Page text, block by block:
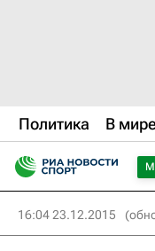
Политика В мире
16:04 23.12.2015